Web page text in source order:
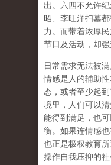
出。六四不允许
昭、李旺洋扫墓
力。而带着浓厚
节日及活动，却强
日常需求无法被
情感是人的辅助
态，或者至少起
境里，人们可以
能得到满足，也
衡。如果连情感
也正是极权教育
操作自我压抑的社